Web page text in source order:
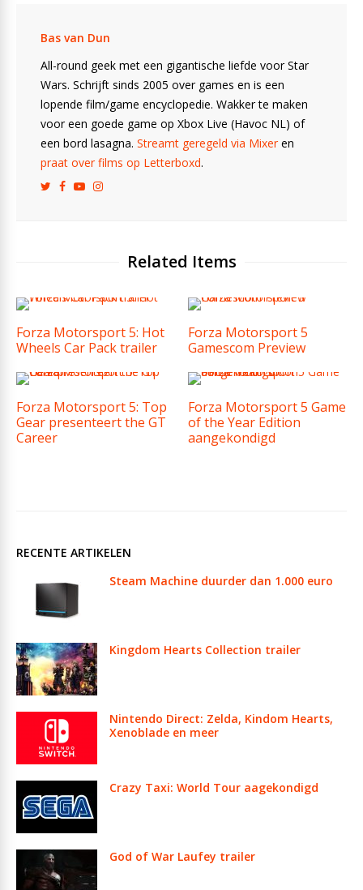
Bas van Dun
All-round geek met een gigantische liefde voor Star
Wars. Schrijft sinds 2005 over games en is een
lopende film/game encyclopedie. Wakker te maken
voor een goede game op Xbox Live (Havoc NL) of
een bord lasagna. Streamt geregeld via Mixeren
praat over films op Letterboxd.
Related Items
Forza Motorsport 5: Hot
Wheels Car Pack trailer
Forza Motorsport 5
Gamescom Preview
Forza Motorsport 5: Top
Gear presenteert the GT
Career
Forza Motorsport 5 Game
of the Year Edition
aangekondigd
RECENTE ARTIKELEN
Steam Machine duurder dan 1.000 euro
Kingdom Hearts Collection trailer
Nintendo Direct: Zelda, Kindom Hearts,
Xenoblade en meer
Crazy Taxi: World Tour aagekondigd
God of War Laufey trailer